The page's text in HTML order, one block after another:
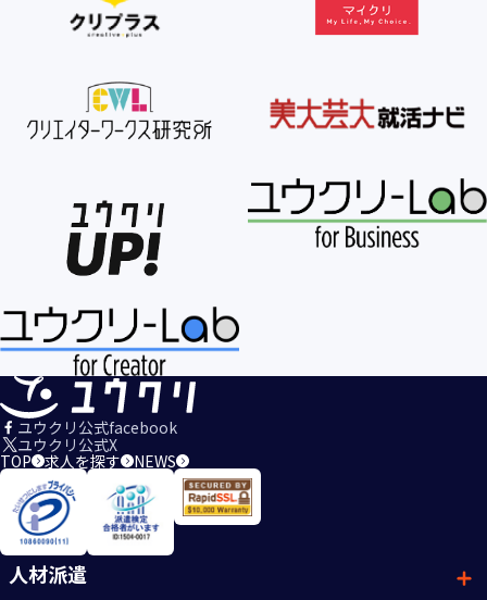
ユウクリ公式facebook
ユウクリ公式X
TOP 求人を探す NEWS
人材派遣